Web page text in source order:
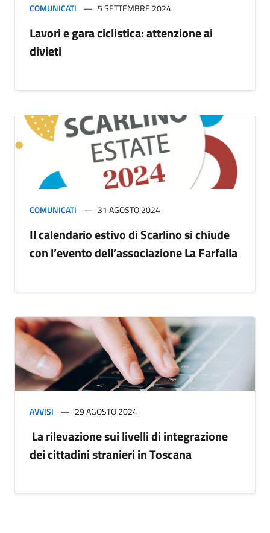
COMUNICATI 5 SETTEMBRE 2024
Lavori e gara ciclistica: attenzione ai
divieti
COMUNICATI 31 AGOSTO 2024
Il calendario estivo di Scarlino si chiude
con l’evento dell’associazione La Farfalla
AVVISI 29 AGOSTO 2024
La rilevazione sui livelli di integrazione
dei cittadini stranieri in Toscana